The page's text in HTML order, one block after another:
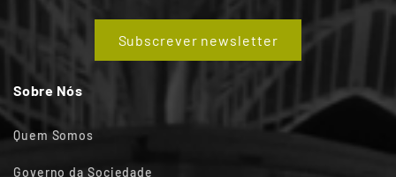
Subscrever newsletter
Sobre Nós
Quem Somos
Governo da Sociedade